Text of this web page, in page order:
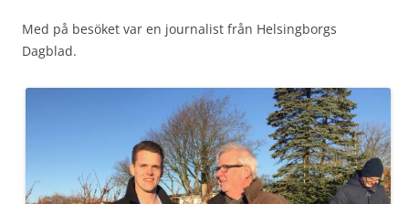
Med på besöket var en journalist från Helsingborgs
Dagblad.